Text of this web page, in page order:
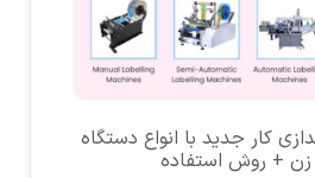
کار جدید با انواع دستگاه
زن + روش استفاده